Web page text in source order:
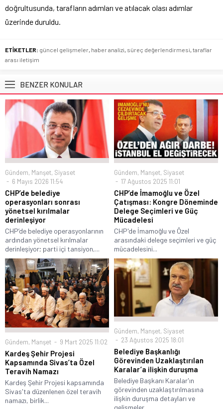
doğrultusunda, tarafların adımları ve atılacak olası adımlar
üzerinde duruldu.
ETİKETLER: güncel gelişmeler, haber analizi, süreç değerlendirmesi, taraflar
arası iletişim
BENZER KONULAR
Gündem, Manşet, Siyaset
6 Mayıs 2026 11:54
CHP’de belediye
operasyonları sonrası
yönetsel kırılmalar
derinleşiyor
CHP’de belediye operasyonlarının
ardından yönetsel kırılmalar
derinleşiyor; parti içi tansiyon,...
Gündem, Manşet, Siyaset
17 Ağustos 2025 11:01
CHP’de İmamoğlu ve Özel
Çatışması: Kongre Döneminde
Delege Seçimleri ve Güç
Mücadelesi
CHP'de İmamoğlu ve Özel
arasındaki delege seçimleri ve güç
mücadelesini...
Gündem, Manşet 9 Mart 2025 11:02
Kardeş Şehir Projesi
Kapsamında Sivas’ta Özel
Teravih Namazı
Kardeş Şehir Projesi kapsamında
Sivas'ta düzenlenen özel teravih
namazı, birlik...
Gündem, Manşet, Siyaset
23 Ağustos 2025 18:01
Belediye Başkanlığı
Görevinden Uzaklaştırılan
Karalar’a ilişkin duruşma
Belediye Başkanı Karalar'ın
görevinden uzaklaştırılmasına
ilişkin duruşma detayları ve
gelişmeler...